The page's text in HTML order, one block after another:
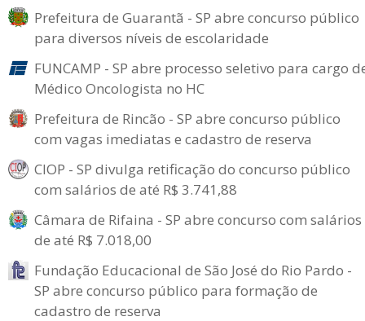
Prefeitura de Guarantã - SP abre concurso público
para diversos níveis de escolaridade
FUNCAMP - SP abre processo seletivo para cargo
Médico Oncologista no HC
Prefeitura de Rincão - SP abre concurso público
com vagas imediatas e cadastro de reserva
CIOP - SP divulga retificação do concurso público
com salários de até R$ 3.741,88
Câmara de Rifaina - SP abre concurso com salários
de até R$ 7.018,00
Fundação Educacional de São José do Rio Pardo -
SP abre concurso público para formação de
cadastro de reserva